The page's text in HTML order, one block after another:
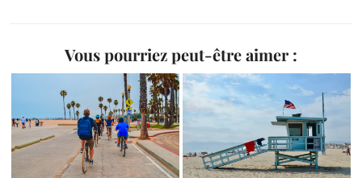
Vous pourriez peut-être aimer :